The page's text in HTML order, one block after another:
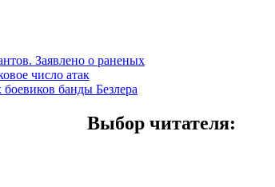
Заявлено о раненых
число атак
банды Безлера
Выбор читателя: